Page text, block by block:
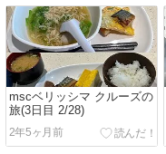
mscベリッシマ クルーズの
旅(3日目 2/28)
2年5ヶ月前